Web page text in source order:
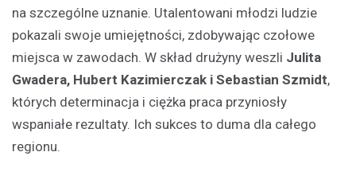
na szczególne uznanie. Utalentowani młodzi ludzie
pokazali swoje umiejętności, zdobywając czołowe
miejsca w zawodach. W skład drużyny weszli Julita
Gwadera, Hubert Kazimierczak i Sebastian Szmidt,
których determinacja i ciężka praca przyniosły
wspaniałe rezultaty. Ich sukces to duma dla całego
regionu.